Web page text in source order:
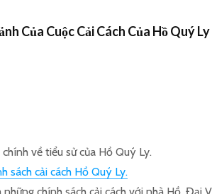
Của Cuộc Cải Cách Của Hồ Quý
về tiểu sử của Hồ Quý Ly.
sách cải cách Hồ Quý Ly.